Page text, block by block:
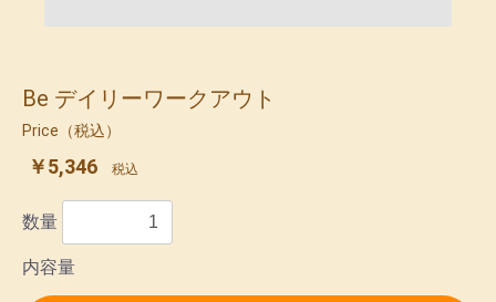
Be デイリーワークアウト
Price（税込）
￥5,346 税込
数量
内容量